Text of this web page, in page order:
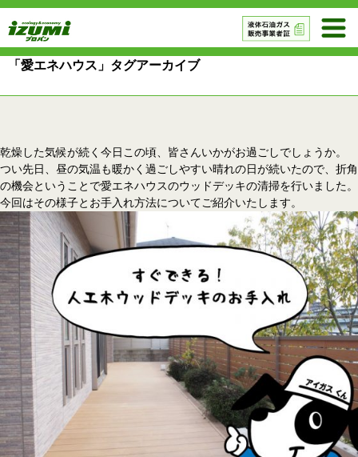
「愛エネハウス」タグアーカイブ
乾燥した気候が続く今日この頃、皆さんいかがお過ごしでしょうか。
つい先日、昼の気温も暖かく過ごしやすい晴れの日が続いたので、折角
の機会ということで愛エネハウスのウッドデッキの清掃を行いました。
今回はその様子とお手入れ方法についてご紹介いたします。